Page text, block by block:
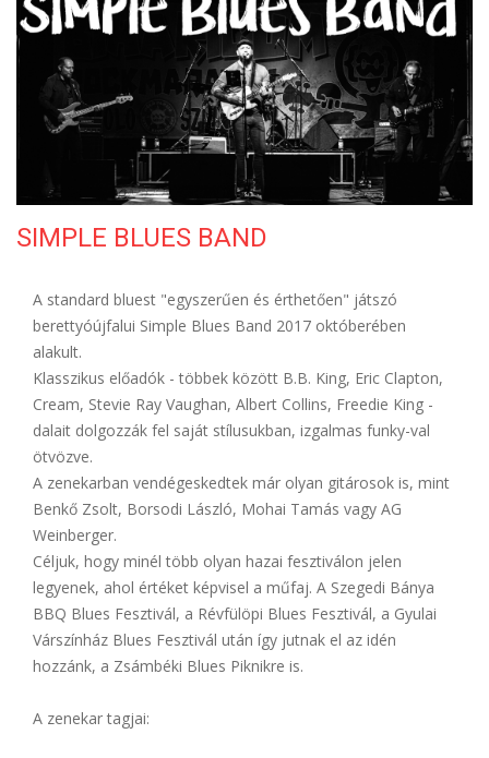
RÓLUNK
ELÉRHETŐSÉG
SIMPLE BLUES BAND
A standard bluest "egyszerűen és érthetően" játszó
berettyóújfalui Simple Blues Band 2017 októberében
alakult.
Klasszikus előadók - többek között B.B. King, Eric Clapton,
Cream, Stevie Ray Vaughan, Albert Collins, Freedie King -
dalait dolgozzák fel saját stílusukban, izgalmas funky-val
ötvözve.
A zenekarban vendégeskedtek már olyan gitárosok is, mint
Benkő Zsolt, Borsodi László, Mohai Tamás vagy AG
Weinberger.
Céljuk, hogy minél több olyan hazai fesztiválon jelen
legyenek, ahol értéket képvisel a műfaj. A Szegedi Bánya
BBQ Blues Fesztivál, a Révfülöpi Blues Fesztivál, a Gyulai
Várszínház Blues Fesztivál után így jutnak el az idén
hozzánk, a Zsámbéki Blues Piknikre is.
A zenekar tagjai: